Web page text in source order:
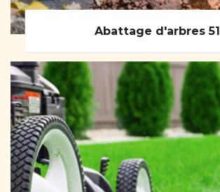
Abattage d'arbres 51